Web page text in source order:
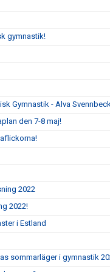
gymnastik!
Gymnastik - Alva
den 7-8 maj!
2022
2022!
i Estland
sommarläger i gymnastik